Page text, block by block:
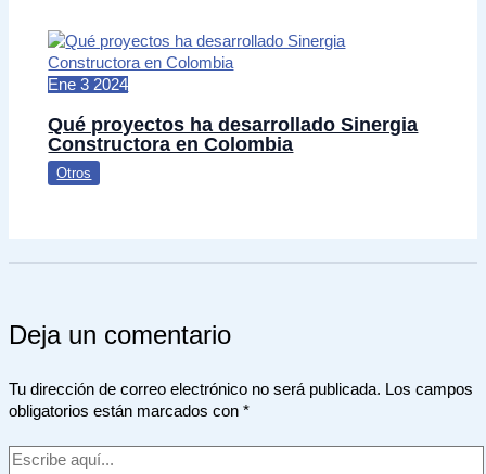
Ene 3 2024
Qué proyectos ha desarrollado Sinergia
Constructora en Colombia
Otros
Deja un comentario
Tu dirección de correo electrónico no será publicada. Los campos
obligatorios están marcados con *
Escribe